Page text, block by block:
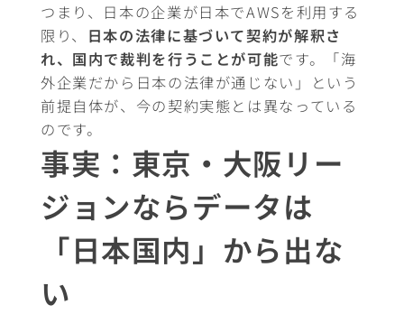
つまり、日本の企業が日本でAWSを利用する
限り、 日本の法律に基づいて契約が解釈さ
れ、国内で裁判を行うことが可能です。「海
外企業だから日本の法律が通じない」という
前提自体が、今の契約実態とは異なっている
のです。
事実：東京・大阪リー
ジョンならデータは
「日本国内」から出な
い